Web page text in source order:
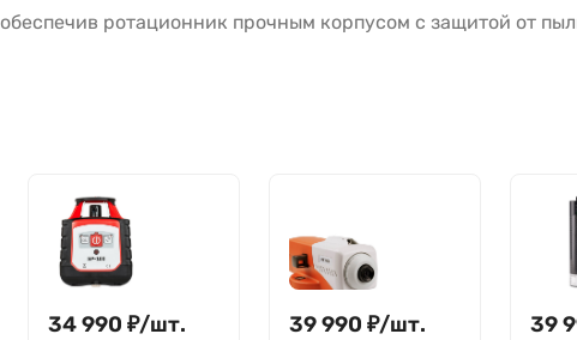
ротационник прочным корпусом с защитой от
34 990 ₽/шт. 39 990 ₽/шт. 39